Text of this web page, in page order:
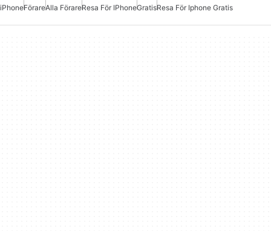
iPhoneFörareAlla FörareResa För IPhoneGratisResa För Iphone Gratis